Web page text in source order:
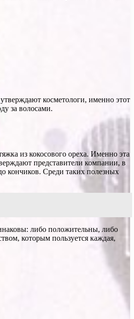
косметологи, именно этот
за волосами.
из кокосового ореха. Именно эта
представители компании, в
кончиков. Среди таких полезных
либо положительны, либо
которым пользуется каждая,